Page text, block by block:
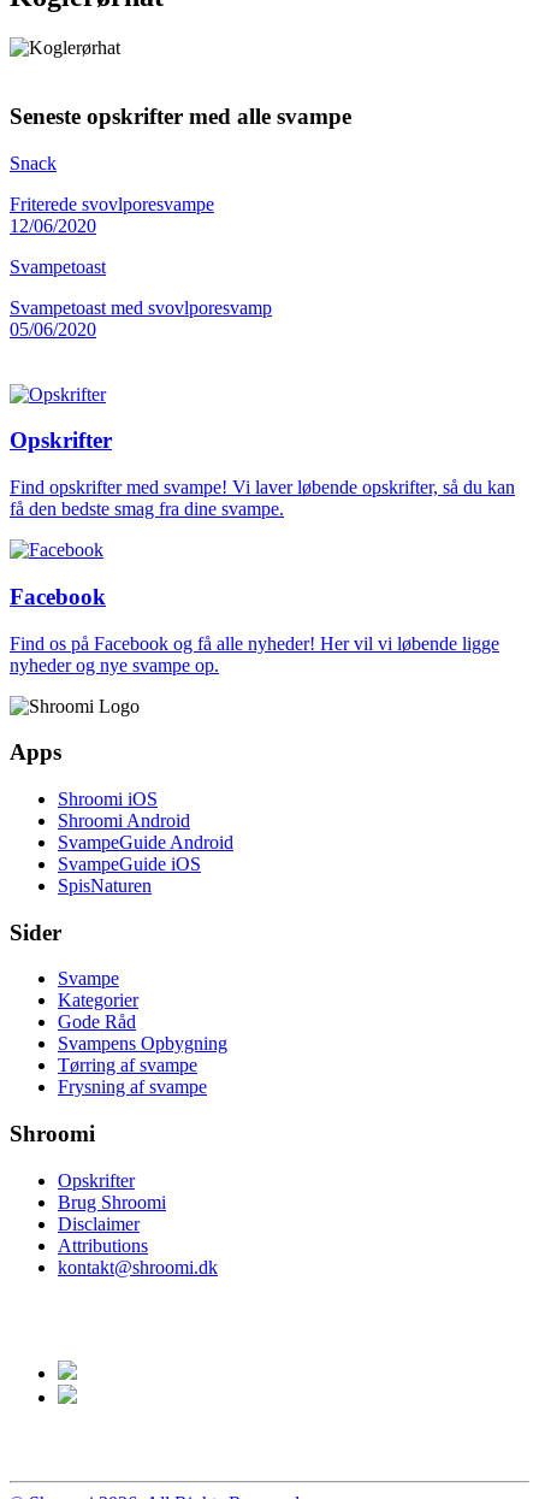
Seneste opskrifter med alle svampe
Snack
Friterede svovlporesvampe
12/06/2020
Svampetoast
Svampetoast med svovlporesvamp
05/06/2020
Opskrifter
Find opskrifter med svampe! Vi laver løbende opskrifter, så du kan
få den bedste smag fra dine svampe.
Facebook
Find os på Facebook og få alle nyheder! Her vil vi løbende ligge
nyheder og nye svampe op.
Apps
Shroomi iOS
Shroomi Android
SvampeGuide Android
SvampeGuide iOS
SpisNaturen
Sider
Svampe
Kategorier
Gode Råd
Svampens Opbygning
Tørring af svampe
Frysning af svampe
Shroomi
Opskrifter
Brug Shroomi
Disclaimer
Attributions
kontakt@shroomi.dk